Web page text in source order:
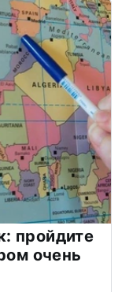
пройдите
очень